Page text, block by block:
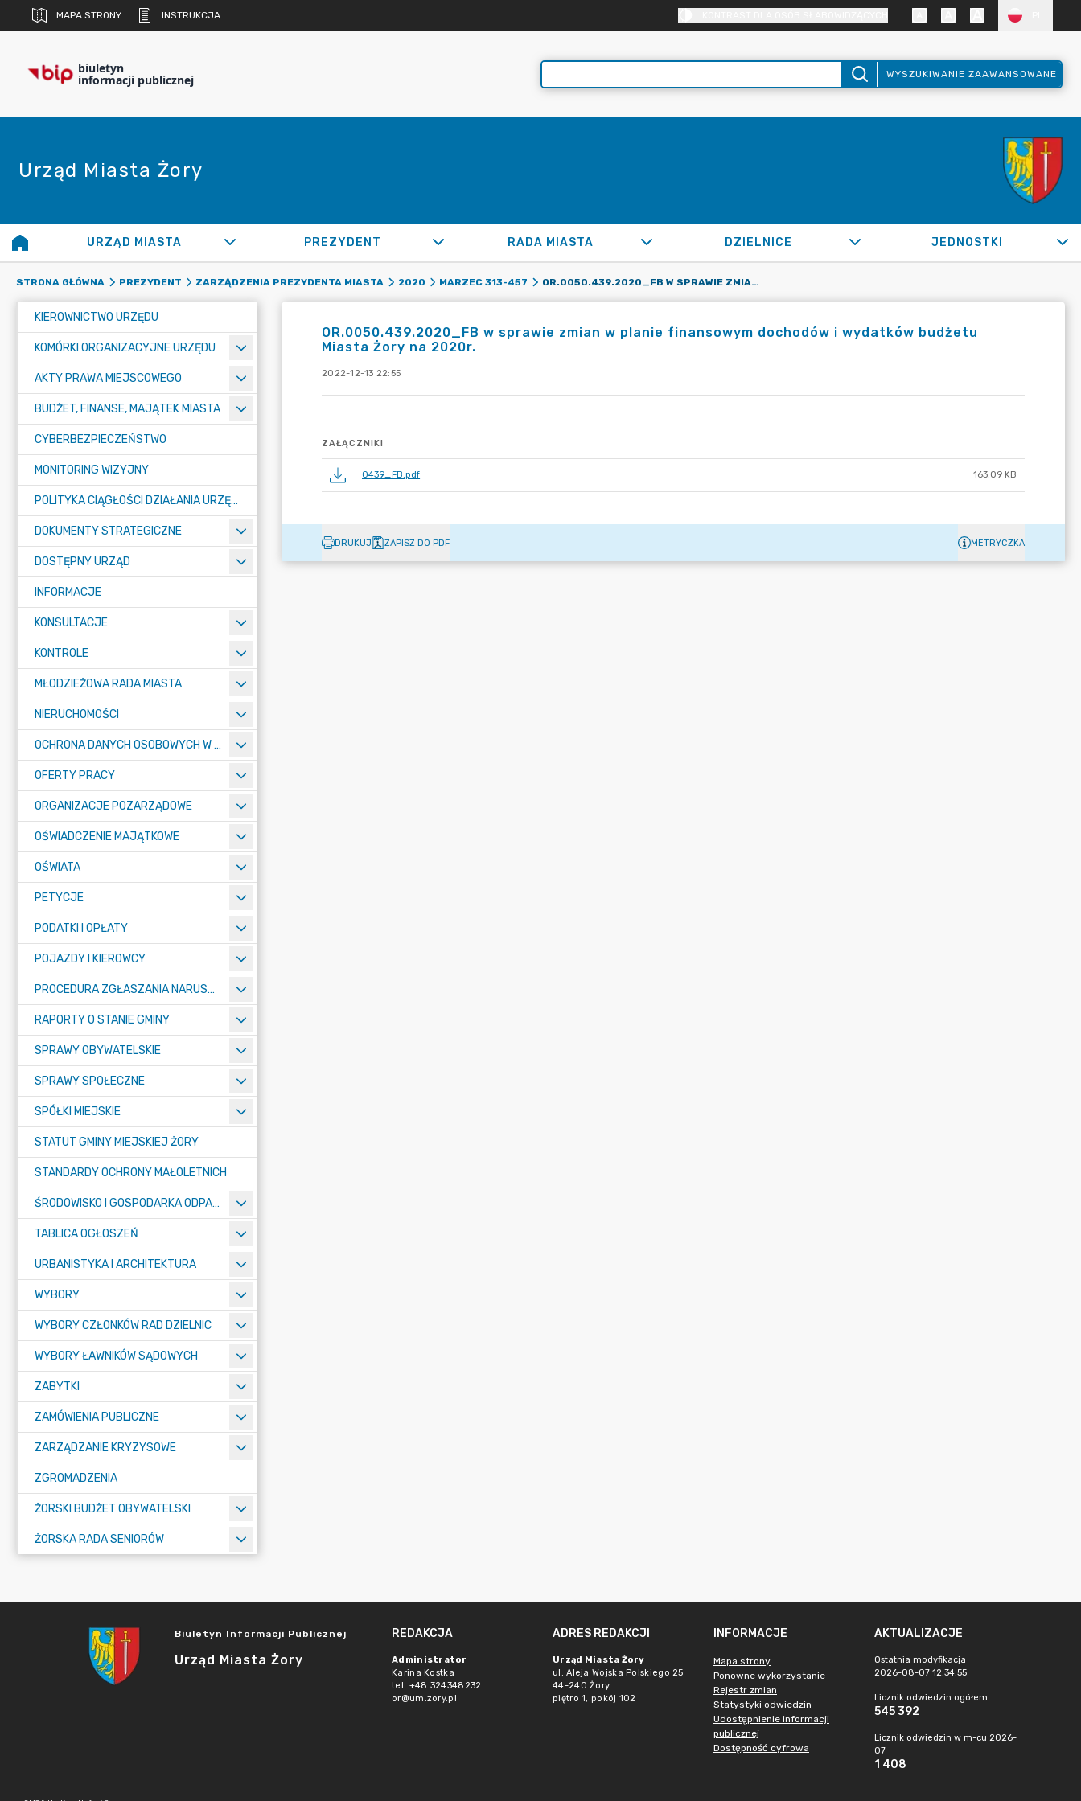
MAPA STRONY INSTRUKCJA
biuletyn
informacji publicznej WYSZUKIWANIE ZAAWANSOWANE
Urząd Miasta Żory
URZĄD MIASTA PREZYDENT RADA MIASTA DZIELNICE JEDNOSTKI
STRONA GŁÓWNA PREZYDENT ZARZĄDZENIA PREZYDENTA MIASTA 2020 MARZEC 313-457 OR.0050.439.2020_FB W SPRAWIE ZMIAN W PLANIE FINANSOWYM DOCHODÓW I WYDATKÓW BUDŻETU MIASTA ŻORY NA 2020R.
KIEROWNICTWO URZĘDU
KOMÓRKI ORGANIZACYJNE URZĘDU
AKTY PRAWA MIEJSCOWEGO
BUDŻET, FINANSE, MAJĄTEK MIASTA
CYBERBEZPIECZEŃSTWO
MONITORING WIZYJNY
POLITYKA CIĄGŁOŚCI DZIAŁANIA URZĘDU MIASTA ŻORY
DOKUMENTY STRATEGICZNE
DOSTĘPNY URZĄD
INFORMACJE
KONSULTACJE
KONTROLE
MŁODZIEŻOWA RADA MIASTA
NIERUCHOMOŚCI
OCHRONA DANYCH OSOBOWYCH W URZĘDZIE MIASTA ŻORY - RODO
OFERTY PRACY
ORGANIZACJE POZARZĄDOWE
OŚWIADCZENIE MAJĄTKOWE
OŚWIATA
PETYCJE
PODATKI I OPŁATY
POJAZDY I KIEROWCY
PROCEDURA ZGŁASZANIA NARUSZEŃ PRAWA
RAPORTY O STANIE GMINY
SPRAWY OBYWATELSKIE
SPRAWY SPOŁECZNE
SPÓŁKI MIEJSKIE
STATUT GMINY MIEJSKIEJ ŻORY
STANDARDY OCHRONY MAŁOLETNICH
ŚRODOWISKO I GOSPODARKA ODPADAMI
TABLICA OGŁOSZEŃ
URBANISTYKA I ARCHITEKTURA
WYBORY
WYBORY CZŁONKÓW RAD DZIELNIC
WYBORY ŁAWNIKÓW SĄDOWYCH
ZABYTKI
ZAMÓWIENIA PUBLICZNE
ZARZĄDZANIE KRYZYSOWE
ZGROMADZENIA
ŻORSKI BUDŻET OBYWATELSKI
ŻORSKA RADA SENIORÓW
OR.0050.439.2020_FB w sprawie zmian w planie finansowym dochodów i wydatków budżetu
Miasta Żory na 2020r.
2022-12-13 22:55
ZAŁĄCZNIKI
0439_FB.pdf 163.09 KB
DRUKUJ ZAPISZ DO PDF METRYCZKA
Biuletyn Informacji Publicznej
Urząd Miasta Żory
REDAKCJA
Administrator
Karina Kostka
tel. +48 324348232
or@um.zory.pl
ADRES REDAKCJI
Urząd Miasta Żory
ul. Aleja Wojska Polskiego 25
44-240 Żory
piętro 1, pokój 102
INFORMACJE
Mapa strony
Ponowne wykorzystanie
Rejestr zmian
Statystyki odwiedzin
Udostępnienie informacji
publicznej
Dostępność cyfrowa
AKTUALIZACJE
Ostatnia modyfikacja
2026-08-07 12:34:55
Licznik odwiedzin ogółem
545 392
Licznik odwiedzin w m-cu 2026-
07
1 408